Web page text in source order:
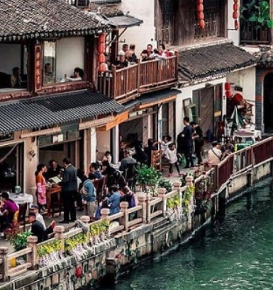
Giác, bạn sẽ bị cuốn vào vẻ đẹp tuyệt vời và
và khám phá những trải nghiệm thú vị dưới
với một khoản chi phí nhỏ, kháchtour du
chiếc thuyền nhỏ, thả mình trong không gian
đến những cây cầu kết nối các ngõ phố.
của Thượng Hải."